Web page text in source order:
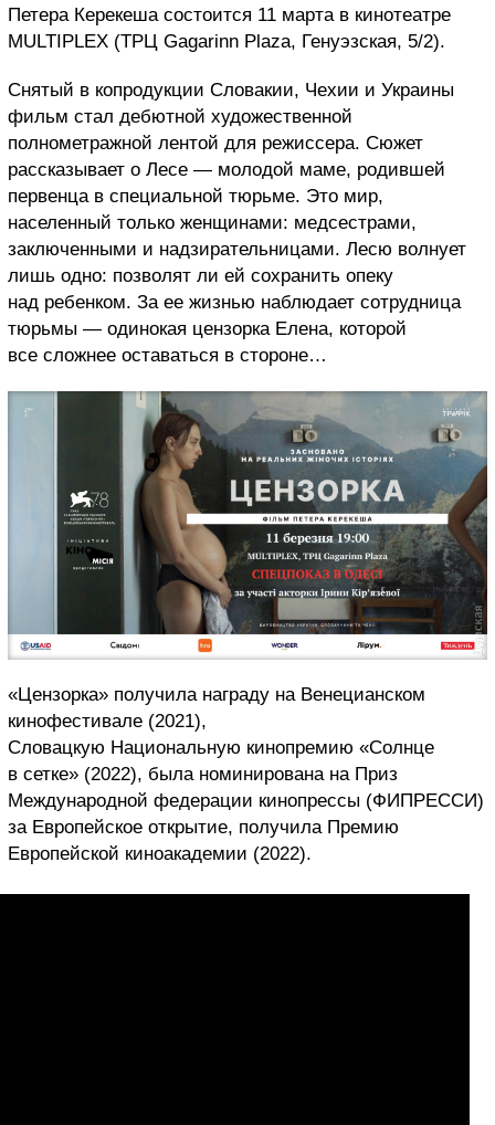
Петера Керекеша состоится 11 марта в кинотеатре
MULTIPLEX (ТРЦ Gagarinn Plaza, Генуэзская, 5/2).
Снятый в копродукции Словакии, Чехии и Украины
фильм стал дебютной художественной
полнометражной лентой для режиссера. Сюжет
рассказывает о Лесе — молодой маме, родившей
первенца в специальной тюрьме. Это мир,
населенный только женщинами: медсестрами,
заключенными и надзирательницами. Лесю волнует
лишь одно: позволят ли ей сохранить опеку
над ребенком. За ее жизнью наблюдает сотрудница
тюрьмы — одинокая цензорка Елена, которой
все сложнее оставаться в стороне…
«Цензорка» получила награду на Венецианском
кинофестивале (2021),
Словацкую Национальную кинопремию «Солнце
в сетке» (2022), была номинирована на Приз
Международной федерации кинопрессы (ФИПРЕССИ)
за Европейское открытие, получила Премию
Европейской киноакадемии (2022).